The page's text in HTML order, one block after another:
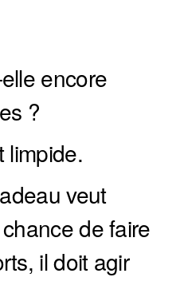
encore
?
limpide.
veut
de faire
il doit agir